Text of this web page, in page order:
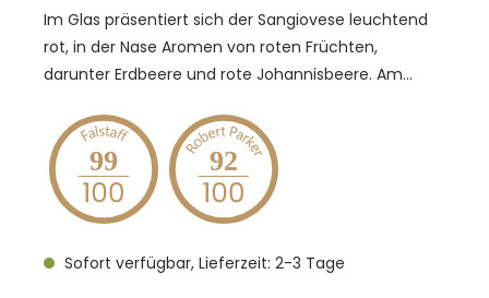
Im Glas präsentiert sich der Sangiovese leuchtend
rot, in der Nase Aromen von roten Früchten,
darunter Erdbeere und rote Johannisbeere. Am
Geschmack, gestützt durch eine kräftige
Tanninstruktur und einer lebendigen Säure. Dieser
Wein passt sehr gut zu Geschmorter Lammkeule,
Lammgulasch, Gedünsteter Lammstelze, Penne
99 92
Sofort verfügbar, Lieferzeit: 2-3 Tage